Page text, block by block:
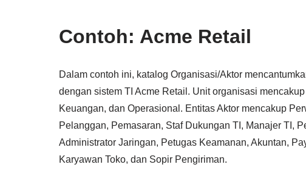
Contoh: Acme Retail
Dalam contoh ini, katalog Organisasi/Aktor
dengan sistem TI Acme Retail. Unit organisasi
Keuangan, dan Operasional. Entitas Aktor mencakup
Pelanggan, Pemasaran, Staf Dukungan TI, Manajer TI,
Administrator Jaringan, Petugas Keamanan, Akuntan,
Karyawan Toko, dan Sopir Pengiriman.